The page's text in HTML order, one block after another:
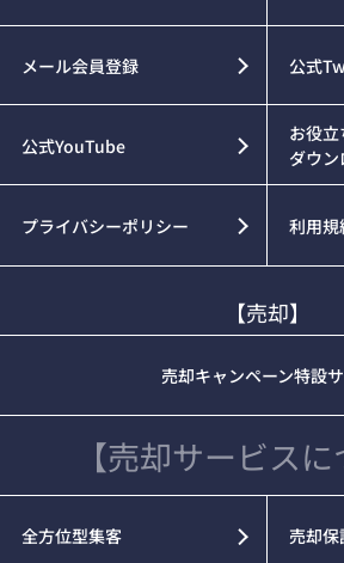
メール会員登録 公式
公式YouTube
お役
ダウン
プライバシーポリシー 利用規
【売却】
売却キャンペーン特設
【売却サービスに
全方位型集客 売却